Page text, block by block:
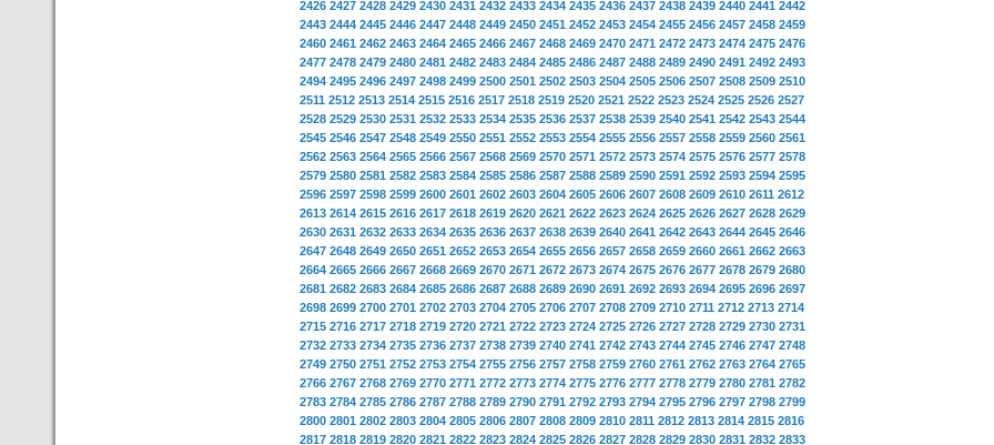
2426 2427 2428 2429 2430 2431 2432 2433 2434 2435 2436 2437 2438 2439 2440 2441 2442
2443 2444 2445 2446 2447 2448 2449 2450 2451 2452 2453 2454 2455 2456 2457 2458 2459
2460 2461 2462 2463 2464 2465 2466 2467 2468 2469 2470 2471 2472 2473 2474 2475 2476
2477 2478 2479 2480 2481 2482 2483 2484 2485 2486 2487 2488 2489 2490 2491 2492 2493
2494 2495 2496 2497 2498 2499 2500 2501 2502 2503 2504 2505 2506 2507 2508 2509 2510
2511 2512 2513 2514 2515 2516 2517 2518 2519 2520 2521 2522 2523 2524 2525 2526 2527
2528 2529 2530 2531 2532 2533 2534 2535 2536 2537 2538 2539 2540 2541 2542 2543 2544
2545 2546 2547 2548 2549 2550 2551 2552 2553 2554 2555 2556 2557 2558 2559 2560 2561
2562 2563 2564 2565 2566 2567 2568 2569 2570 2571 2572 2573 2574 2575 2576 2577 2578
2579 2580 2581 2582 2583 2584 2585 2586 2587 2588 2589 2590 2591 2592 2593 2594 2595
2596 2597 2598 2599 2600 2601 2602 2603 2604 2605 2606 2607 2608 2609 2610 2611 2612
2613 2614 2615 2616 2617 2618 2619 2620 2621 2622 2623 2624 2625 2626 2627 2628 2629
2630 2631 2632 2633 2634 2635 2636 2637 2638 2639 2640 2641 2642 2643 2644 2645 2646
2647 2648 2649 2650 2651 2652 2653 2654 2655 2656 2657 2658 2659 2660 2661 2662 2663
2664 2665 2666 2667 2668 2669 2670 2671 2672 2673 2674 2675 2676 2677 2678 2679 2680
2681 2682 2683 2684 2685 2686 2687 2688 2689 2690 2691 2692 2693 2694 2695 2696 2697
2698 2699 2700 2701 2702 2703 2704 2705 2706 2707 2708 2709 2710 2711 2712 2713 2714
2715 2716 2717 2718 2719 2720 2721 2722 2723 2724 2725 2726 2727 2728 2729 2730 2731
2732 2733 2734 2735 2736 2737 2738 2739 2740 2741 2742 2743 2744 2745 2746 2747 2748
2749 2750 2751 2752 2753 2754 2755 2756 2757 2758 2759 2760 2761 2762 2763 2764 2765
2766 2767 2768 2769 2770 2771 2772 2773 2774 2775 2776 2777 2778 2779 2780 2781 2782
2783 2784 2785 2786 2787 2788 2789 2790 2791 2792 2793 2794 2795 2796 2797 2798 2799
2800 2801 2802 2803 2804 2805 2806 2807 2808 2809 2810 2811 2812 2813 2814 2815 2816
2817 2818 2819 2820 2821 2822 2823 2824 2825 2826 2827 2828 2829 2830 2831 2832 2833